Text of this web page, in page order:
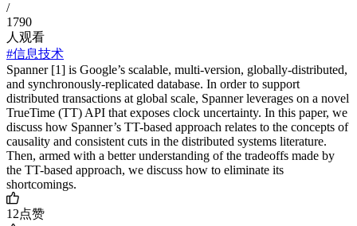
/
1790
人观看
#信息技术
Spanner [1] is Google’s scalable, multi-version, globally-distributed,
and synchronously-replicated database. In order to support
distributed transactions at global scale, Spanner leverages on a novel
TrueTime (TT) API that exposes clock uncertainty. In this paper, we
discuss how Spanner’s TT-based approach relates to the concepts of
causality and consistent cuts in the distributed systems literature.
Then, armed with a better understanding of the tradeoffs made by
the TT-based approach, we discuss how to eliminate its
shortcomings.
12点赞